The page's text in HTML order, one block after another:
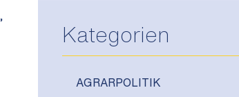
Kategorien
AGRARPOLITIK